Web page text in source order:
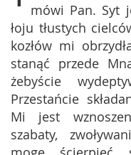
mówi Pan. Syt
łoju tłustych
kozłów mi
stanąć przede
żebyście
Przestańcie
Mi jest
szabaty,